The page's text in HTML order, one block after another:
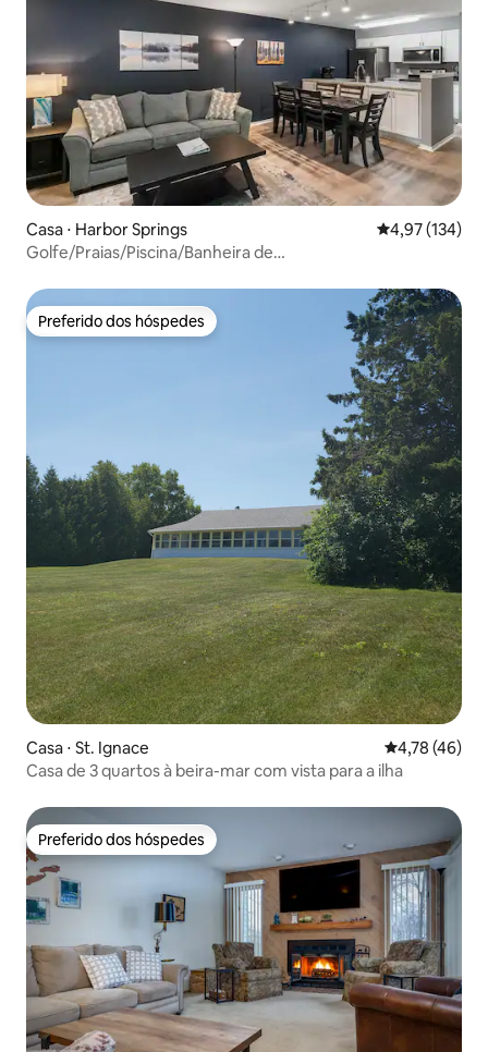
Casa ⋅ Harbor Springs 4,97 de uma
4,97 (134)
Golfe/Praias/Piscina/Banheira de
estimação
Preferido dos hóspedes
Preferido dos hóspedes
Casa ⋅ St. Ignace 4,78 de uma
4,78 (46)
Casa de 3 quartos à beira-mar com vista para a ilha
Preferido dos hóspedes
Preferido dos hóspedes